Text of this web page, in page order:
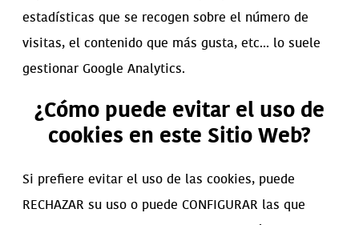
estadísticas que se recogen sobre el número de
visitas, el contenido que más gusta, etc... lo suele
gestionar Google Analytics.
¿Cómo puede evitar el uso de
cookies en este Sitio Web?
Si prefiere evitar el uso de las cookies, puede
RECHAZAR su uso o puede CONFIGURAR las que